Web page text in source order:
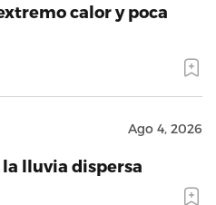
calor y poca
Ago 4, 2026
lluvia dispersa